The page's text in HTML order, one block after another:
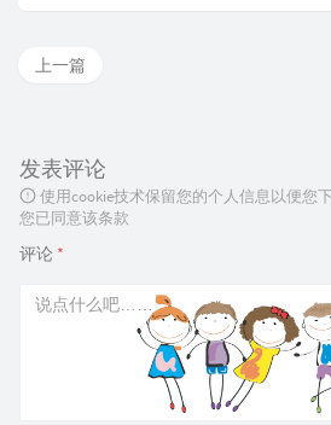
上一篇
发表评论
使用cookie技术保留您的个人信息以便您
您已同意该条款
评论 *